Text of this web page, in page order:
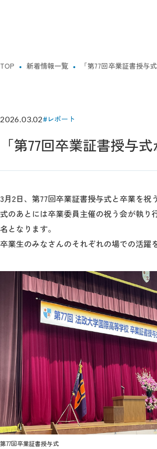
TOP 新着情報一覧 「第77回卒業証書授与
2026.03.02#レポート
「第77回卒業証書授与
3月2日、第77回卒業証書授与式と卒業を
式のあとには卒業委員主催の祝う会が執り
名となります。
卒業生のみなさんのそれぞれの場での活躍
第77回卒業証書授与式